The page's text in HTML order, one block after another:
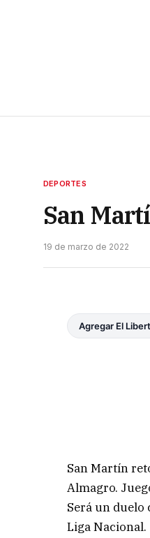
DEPORTES
San
19 de marzo de 2022
Agregar El
San Martín
Almagro.
Será un duelo
Liga Nacional.